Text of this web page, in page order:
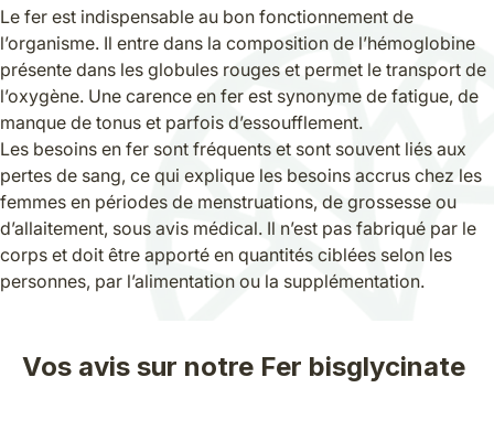
Le fer est indispensable au bon fonctionnement de
l’organisme. Il entre dans la composition de l’hémoglobine
présente dans les globules rouges et permet le transport de
l’oxygène. Une carence en fer est synonyme de fatigue, de
manque de tonus et parfois d’essoufflement.
Les besoins en fer sont fréquents et sont souvent liés aux
pertes de sang, ce qui explique les besoins accrus chez les
femmes en périodes de menstruations, de grossesse ou
d’allaitement, sous avis médical. Il n’est pas fabriqué par le
corps et doit être apporté en quantités ciblées selon les
personnes, par l’alimentation ou la supplémentation.
Vos avis sur notre Fer bisglycinate